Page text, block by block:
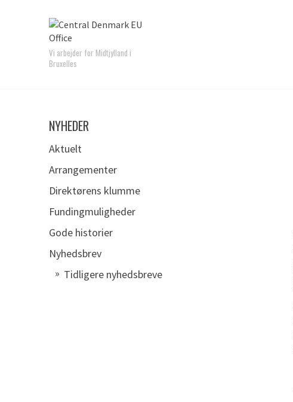
Vi arbejder for Midtjylland i
Bruxelles
NYHEDER
Aktuelt
Arrangementer
Direktørens klumme
Fundingmuligheder
Gode historier
Nyhedsbrev
Tidligere nyhedsbreve